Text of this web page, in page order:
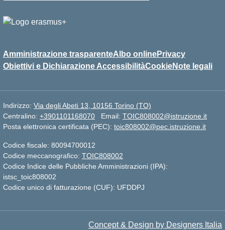
Amministrazione trasparenteAlbo onlinePrivacy
Obiettivi e Dichiarazione AccessibilitàCookieNote legali
Indirizzo: Via degli Abeti 13, 10156 Torino (TO)
Centralino: +3901101168070 Email: TOIC808002@istruzione.it
Posta elettronica certificata (PEC): toic808002@pec.istruzione.it
Codice fiscale: 80094700012
Codice meccanografico: TOIC808002
Codice Indice delle Pubbliche Amministrazioni (IPA):
istsc_toic808002
Codice unico di fatturazione (CUF): UFDDPJ
Concept & Design by Designers Italia